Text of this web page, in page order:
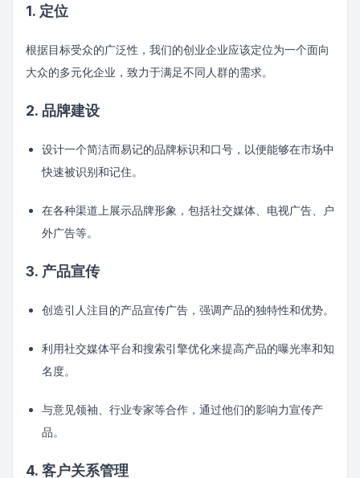
1. 定位
根据目标受众的广泛性，我们的创业企业应该定位为一个面向
大众的多元化企业，致力于满足不同人群的需求。
2. 品牌建设
设计一个简洁而易记的品牌标识和口号，以便能够在市场中
快速被识别和记住。
在各种渠道上展示品牌形象，包括社交媒体、电视广告、户
外广告等。
3. 产品宣传
创造引人注目的产品宣传广告，强调产品的独特性和优势。
利用社交媒体平台和搜索引擎优化来提高产品的曝光率和知
名度。
与意见领袖、行业专家等合作，通过他们的影响力宣传产
品。
4. 客户关系管理